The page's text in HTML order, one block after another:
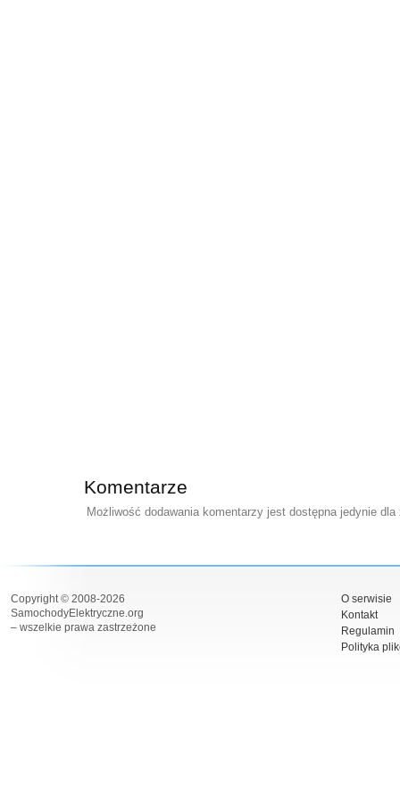
Komentarze
Możliwość dodawania komentarzy jest dostępna jedynie
Copyright © 2008-2026
SamochodyElektryczne.org
– wszelkie prawa zastrzeżone
O serwisie
Kontakt
Regulamin
Polityka